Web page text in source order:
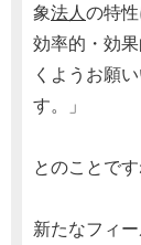
象法人の特性
効率的・効
くようお願
す。」
とのことです
新たなフィ